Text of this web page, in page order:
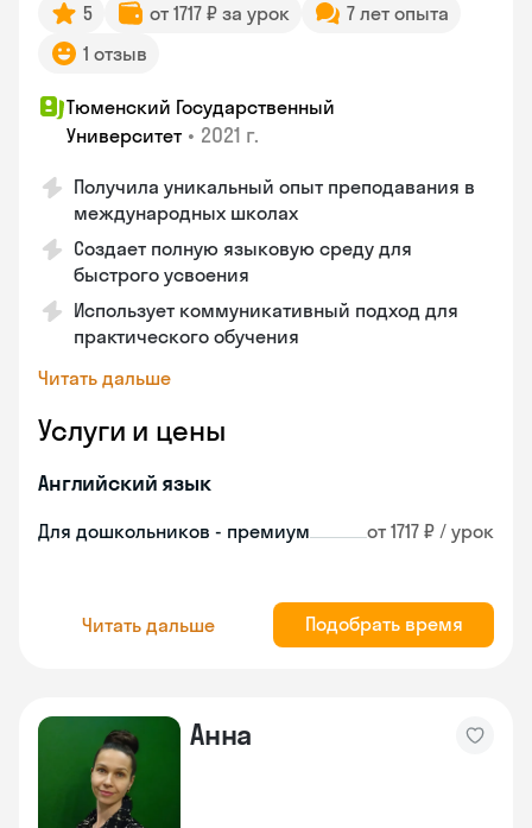
5 от 1717 ₽ за урок
7 лет опыта
1 отзыв
Тюменский Государственный
Университет • 2021 г.
Получила уникальный опыт преподавания в
международных школах
Создает полную языковую среду для
быстрого усвоения
Использует коммуникативный подход для
практического обучения
Читать дальше
Услуги и цены
Английский язык
Для дошкольников - премиум от 1717 ₽ / урок
Читать дальше Подобрать время
Анна